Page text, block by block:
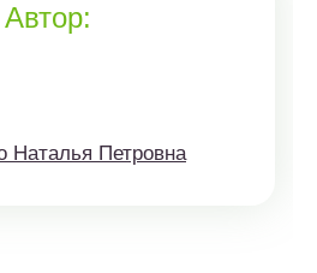
Автор:
Наталья Петровна